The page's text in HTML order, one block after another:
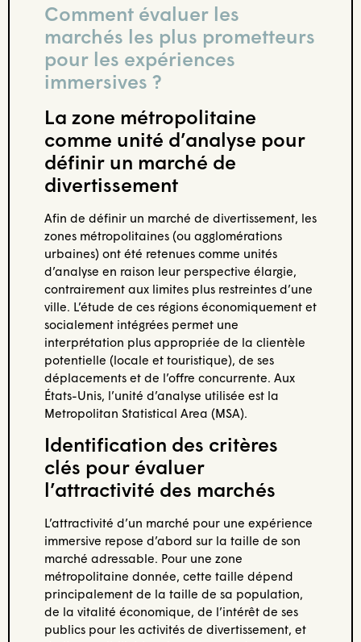
Comment évaluer les
marchés les plus prometteurs
pour les expériences
immersives ?
La zone métropolitaine
comme unité d’analyse pour
définir un marché de
divertissement
Afin de définir un marché de divertissement, les
zones métropolitaines (ou agglomérations
urbaines) ont été retenues comme unités
d’analyse en raison leur perspective élargie,
contrairement aux limites plus restreintes d’une
ville. L’étude de ces régions économiquement et
socialement intégrées permet une
interprétation plus appropriée de la clientèle
potentielle (locale et touristique), de ses
déplacements et de l’offre concurrente. Aux
États-Unis, l’unité d’analyse utilisée est la
Metropolitan Statistical Area (MSA).
Identification des critères
clés pour évaluer
l’attractivité des marchés
L’attractivité d’un marché pour une expérience
immersive repose d’abord sur la taille de son
marché adressable. Pour une zone
métropolitaine donnée, cette taille dépend
principalement de la taille de sa population,
de la vitalité économique, de l’intérêt de ses
publics pour les activités de divertissement, et